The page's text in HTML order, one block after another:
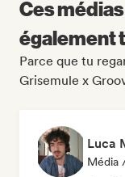
Ces
également
Parce que tu
Grisemule x
Luca
Média